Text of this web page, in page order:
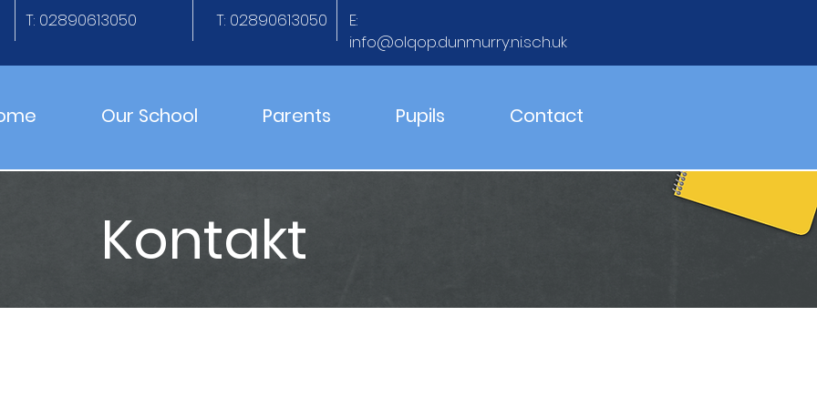
Our School Parents Pupils Contact
T: 02890613050 T: 02890613050
E:
info@olqop.dunmurry.ni.sch.uk
Kontakt